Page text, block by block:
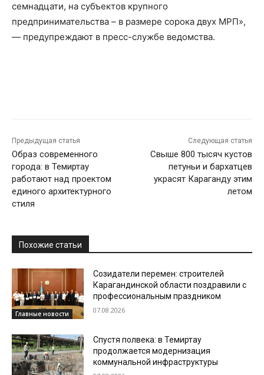
семнадцати, на субъектов крупного
предпринимательства – в размере сорока двух МРП»,
— предупреждают в пресс-службе ведомства.
Предыдущая статья
Образ современного
города: в Темиртау
работают над проектом
единого архитектурного
стиля
Следующая статья
Свыше 800 тысяч кустов
петуньи и бархатцев
украсят Караганду этим
летом
Похожие статьи
Главные новости
Созидатели перемен: строителей
Карагандинской области поздравили с
профессиональным праздником
07.08.2026
Спустя полвека: в Темиртау
продолжается модернизация
коммунальной инфраструктуры